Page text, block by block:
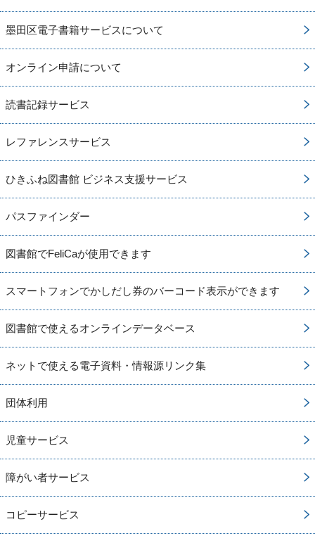
墨田区電子書籍サービスについて
オンライン申請について
読書記録サービス
レファレンスサービス
ひきふね図書館 ビジネス支援サービス
パスファインダー
図書館でFeliCaが使用できます
スマートフォンでかしだし券のバーコード表示ができます
図書館で使えるオンラインデータベース
ネットで使える電子資料・情報源リンク集
団体利用
児童サービス
障がい者サービス
コピーサービス